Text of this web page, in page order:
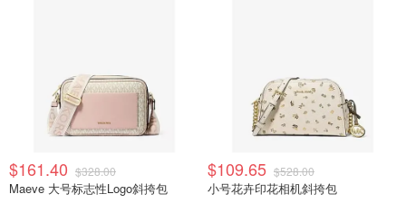
$161.40 $328.00
Maeve 大号标志性Logo斜挎包
$109.65 $528.00
小号花卉印花相机斜挎包